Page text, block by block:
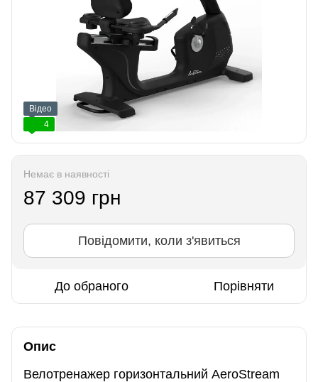
Відео
4
Немає в наявності
87 309 грн
Повідомити, коли з'явиться
До обраного Порівняти
Опис
Велотренажер горизонтальний AeroStream